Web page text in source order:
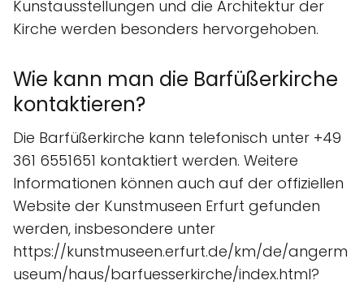
Kunstausstellungen und die Architektur der
Kirche werden besonders hervorgehoben.
Wie kann man die Barfüßerkirche
kontaktieren?
Die Barfüßerkirche kann telefonisch unter +49
361 6551651 kontaktiert werden. Weitere
Informationen können auch auf der offiziellen
Website der Kunstmuseen Erfurt gefunden
werden, insbesondere unter
https://kunstmuseen.erfurt.de/km/de/angerm
useum/haus/barfuesserkirche/index.html?